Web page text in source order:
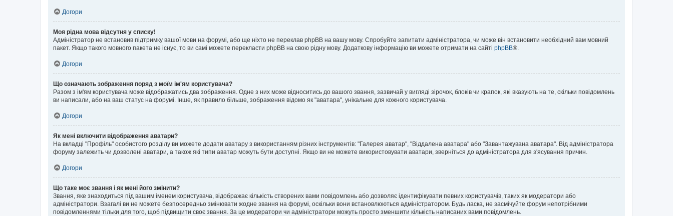
Догори
Моя рідна мова відсутня у списку!
Адміністратор не встановив підтримку вашої мови на форумі, або ще ніхто не переклав phpBB на вашу мову. Спробуйте запитати адміністратора, чи може він встановити необхідний вам мовний
пакет. Якщо такого мовного пакета не існує, то ви самі можете перекласти phpBB на свою рідну мову. Додаткову інформацію ви можете отримати на сайті phpBB®.
Догори
Що означають зображення поряд з моїм ім'ям користувача?
Разом з ім'ям користувача може відображатись два зображення. Одне з них може відноситись до вашого звання, зазвичай у вигляді зірочок, блоків чи крапок, які вказують на те, скільки повідомлень
ви написали, або на ваш статус на форумі. Інше, як правило більше, зображення відомо як "аватара", унікальне для кожного користувача.
Догори
Як мені включити відображення аватари?
На вкладці "Профіль" особистого розділу ви можете додати аватару з використанням різних інструментів: "Галерея аватар", "Віддалена аватара" або "Завантажувана аватара". Від адміністратора
форуму залежить чи дозволені аватари, а також які типи аватар можуть бути доступні. Якщо ви не можете використовувати аватари, зверніться до адміністратора для з'ясування причин.
Догори
Що таке моє звання і як мені його змінити?
Звання, яке знаходиться під вашим іменем користувача, відображає кількість створених вами повідомлень або дозволяє ідентифікувати певних користувачів, таких як модератори або
адміністратори. Взагалі ви не можете безпосередньо змінювати жодне звання на форумі, оскільки вони встановлюються адміністратором. Будь ласка, не засмічуйте форум непотрібними
повідомленнями тільки для того, щоб підвищити своє звання. За це модератори чи адміністратори можуть просто зменшити кількість написаних вами повідомлень.